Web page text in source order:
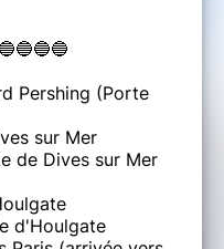
Pershing (Porte
sur Mer
de Dives sur Mer
d'Houlgate